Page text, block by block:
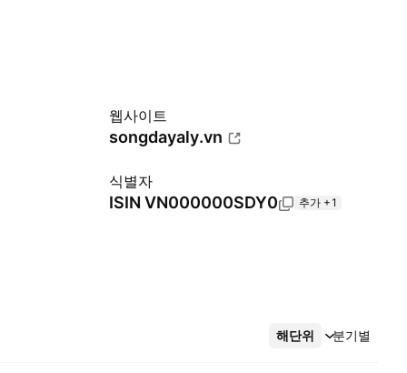
웹사이트
songdayaly.vn
식별자
ISIN VN000000SDY0 추가 +1
해단위 분기별
더보기